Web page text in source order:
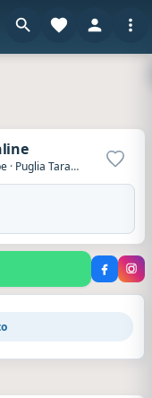
· Puglia Taranto Italia